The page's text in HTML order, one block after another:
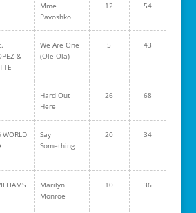
Mme
Pavoshko
12 54
&
We Are One
(Ole Ola)
5 43
Hard Out
Here
26 68
WORLD
Say
Something
20 34
Marilyn
Monroe
10 36